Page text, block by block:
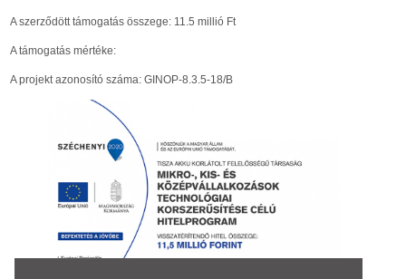
A szerződött támogatás összege: 11.5 millió Ft
A támogatás mértéke:
A projekt azonosító száma: GINOP-8.3.5-18/B